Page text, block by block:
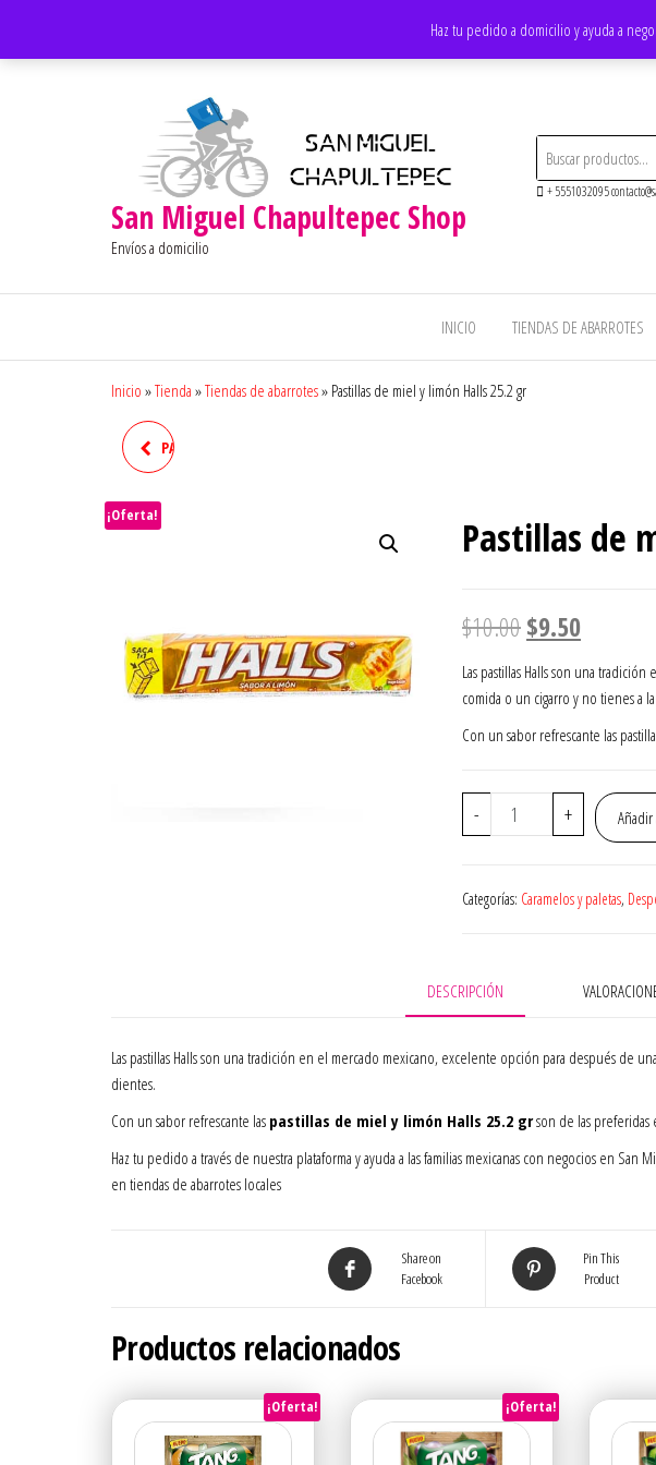
contenido
Haz tu pedido a domicilio y ayuda a
San Miguel Chapultepec Shop
Envíos a domicilio
+ 5551032095
INICIO TIENDAS DE ABARROTES
Inicio »Tienda »Tiendas de abarrotes» Pastillas de miel y limón Halls 25.2 gr
PASTILLAS DE CEREZA HALLS
¡Oferta! Pastillas de
$10.00El
precio
original
era:
$10.00.
$9.50El
precio
actual
es:
$9.50.
Las pastillas Halls son una
comida o un cigarro y no tienes a
Con un sabor refrescante las
-
Pastillas
de
limón
gr
cantidad
+
Categorías: Caramelos y paletas,
DESCRIPCIÓN
Las pastillas Halls son una tradición en el mercado mexicano, excelente opción para después de
dientes.
Con un sabor refrescante las pastillas de miel y limón Halls 25.2 grson de las preferidas
Haz tu pedido a través de nuestra plataforma y ayuda a las familias mexicanas con negocios en
en tiendas de abarrotes locales
Share on
Facebook
Pin This
Product
Productos relacionados
¡Oferta! ¡Oferta!